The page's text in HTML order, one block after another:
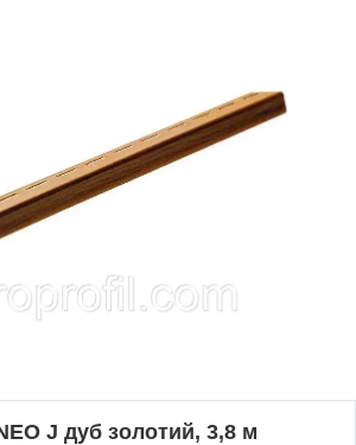
J дуб золотий, 3,8 м